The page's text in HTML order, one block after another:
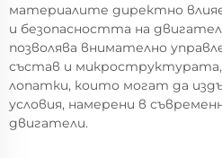
материалите директно
и безопасността на
позволява внимателно
състав и микроструктурата,
лопатки, които могат да
условия, намерени в
двигатели.